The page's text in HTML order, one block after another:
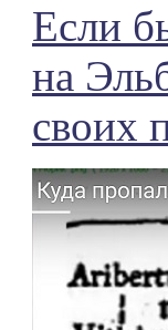
Если
на
своих